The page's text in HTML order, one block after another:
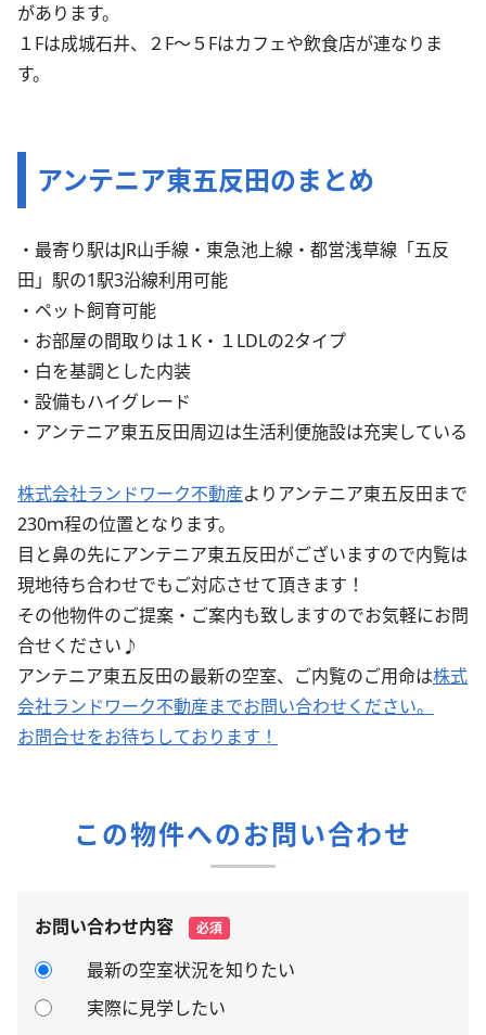
があります。
１Fは成城石井、２F～５Fはカフェや飲食店が連なりま
す。
アンテニア東五反田のまとめ
・最寄り駅はJR山手線・東急池上線・都営浅草線「五反
田」駅の1駅3沿線利用可能
・ペット飼育可能
・お部屋の間取りは１K・１LDLの2タイプ
・白を基調とした内装
・設備もハイグレード
・アンテニア東五反田周辺は生活利便施設は充実している
株式会社ランドワーク不動産よりアンテニア東五反田まで
230ｍ程の位置となります。
目と鼻の先にアンテニア東五反田がございますので内覧は
現地待ち合わせでもご対応させて頂きます！
その他物件のご提案・ご案内も致しますのでお気軽にお問
合せください♪
アンテニア東五反田の最新の空室、ご内覧のご用命は株式
会社ランドワーク不動産までお問い合わせください。
お問合せをお待ちしております！
この物件へのお問い合わせ
お問い合わせ内容 必須
最新の空室状況を知りたい
実際に見学したい